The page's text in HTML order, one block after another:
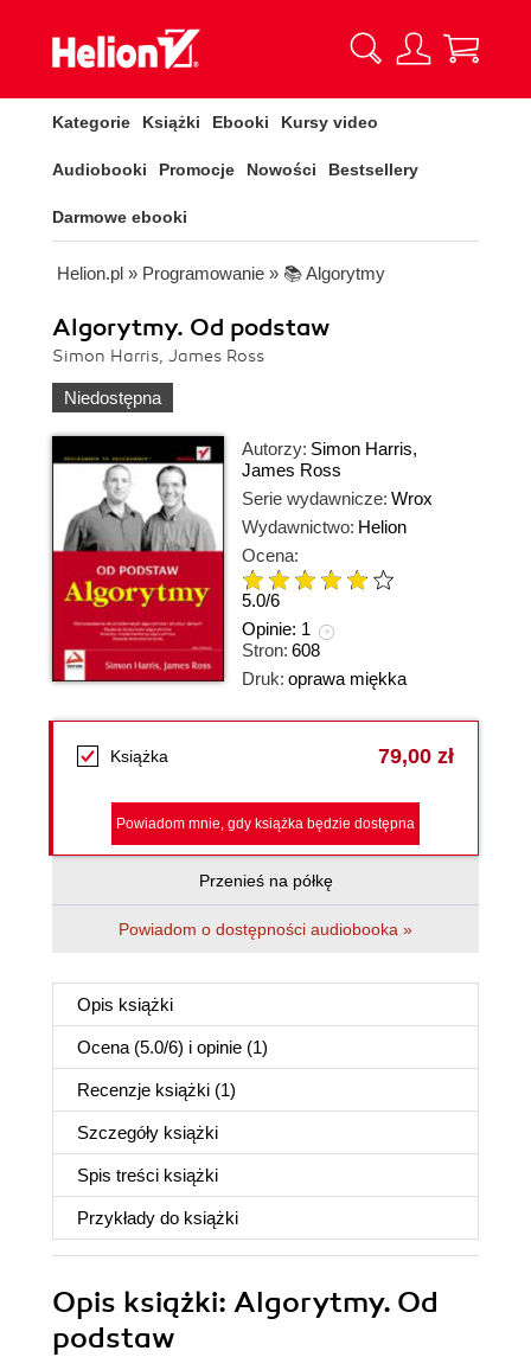
Kategorie Książki Ebooki Kursy video
Audiobooki Promocje Nowości Bestsellery
Darmowe ebooki
Helion.pl » Programowanie » 📚 Algorytmy
Algorytmy. Od podstaw
Simon Harris, James Ross
Niedostępna
Autorzy: Simon Harris,
James Ross
Serie wydawnicze: Wrox
Wydawnictwo: Helion
Ocena:
5.0/6
Opinie: 1
Stron: 608
Druk: oprawa miękka
Książka 79,00 zł
Powiadom mnie, gdy książka będzie dostępna
Przenieś na półkę
Powiadom o dostępności audiobooka »
Opis książki
Ocena (5.0/6) i opinie (1)
Recenzje książki (1)
Szczegóły książki
Spis treści książki
Przykłady do książki
Opis książki: Algorytmy. Od
podstaw